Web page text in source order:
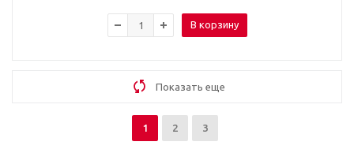
В корзину
Показать еще
1 2 3